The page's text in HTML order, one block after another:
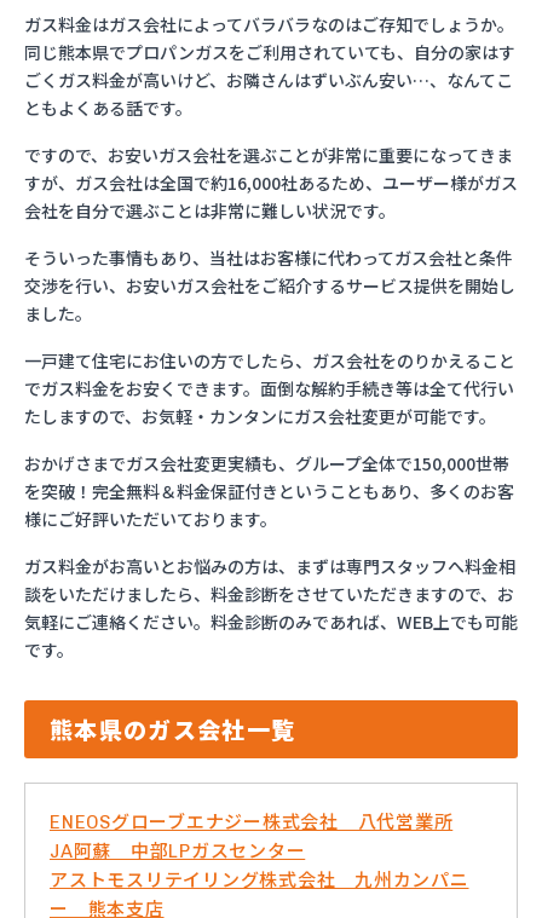
ガス料金はガス会社によってバラバラなのはご存知でしょうか。
同じ熊本県でプロパンガスをご利用されていても、自分の家はす
ごくガス料金が高いけど、お隣さんはずいぶん安い…、なんてこ
ともよくある話です。
ですので、お安いガス会社を選ぶことが非常に重要になってきま
すが、ガス会社は全国で約16,000社あるため、ユーザー様がガス
会社を自分で選ぶことは非常に難しい状況です。
そういった事情もあり、当社はお客様に代わってガス会社と条件
交渉を行い、お安いガス会社をご紹介するサービス提供を開始し
ました。
一戸建て住宅にお住いの方でしたら、ガス会社をのりかえること
でガス料金をお安くできます。面倒な解約手続き等は全て代行い
たしますので、お気軽・カンタンにガス会社変更が可能です。
おかげさまでガス会社変更実績も、グループ全体で150,000世帯
を突破！完全無料＆料金保証付きということもあり、多くのお客
様にご好評いただいております。
ガス料金がお高いとお悩みの方は、まずは専門スタッフへ料金相
談をいただけましたら、料金診断をさせていただきますので、お
気軽にご連絡ください。料金診断のみであれば、WEB上でも可能
です。
熊本県のガス会社一覧
ENEOSグローブエナジー株式会社 八代営業所
JA阿蘇 中部LPガスセンター
アストモスリテイリング株式会社 九州カンパニ
ー 熊本支店